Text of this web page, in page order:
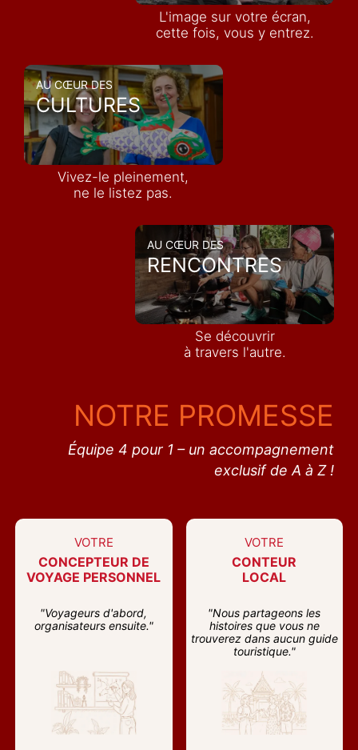
L'image sur votre écran,
cette fois, vous y entrez.
AU CŒUR DES
CULTURES
Vivez-le pleinement,
ne le listez pas.
AU CŒUR DES
RENCONTRES
Se découvrir
à travers l'autre.
NOTRE PROMESSE
Équipe 4 pour 1 – un accompagnement
exclusif de A à Z !
VOTRE
CONCEPTEUR DE
VOYAGE PERSONNEL
"Voyageurs d'abord,
organisateurs ensuite."
VOTRE
CONTEUR
LOCAL
"Nous partageons les
histoires que vous ne
trouverez dans aucun guide
touristique."